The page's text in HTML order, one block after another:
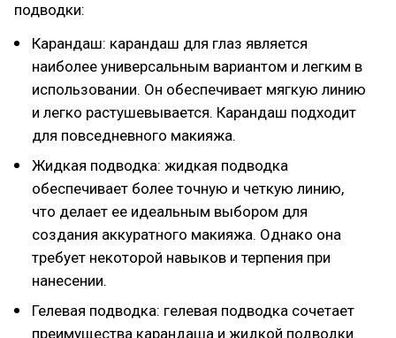
подводки:
Карандаш: карандаш для глаз является
наиболее универсальным вариантом и легким в
использовании. Он обеспечивает мягкую линию
и легко растушевывается. Карандаш подходит
для повседневного макияжа.
Жидкая подводка: жидкая подводка
обеспечивает более точную и четкую линию,
что делает ее идеальным выбором для
создания аккуратного макияжа. Однако она
требует некоторой навыков и терпения при
нанесении.
Гелевая подводка: гелевая подводка сочетает
преимущества карандаша и жидкой подводки.